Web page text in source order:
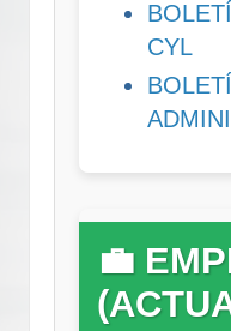
CYL
💼